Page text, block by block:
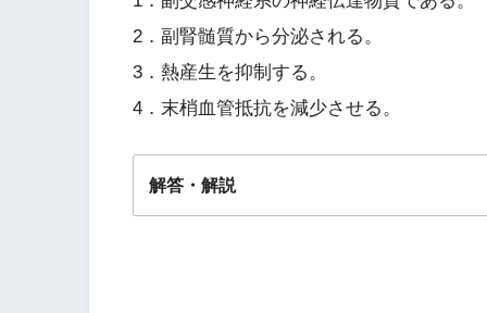
2．副腎髄質から分泌される。
3．熱産生を抑制する。
4．末梢血管抵抗を減少させる。
解答・解説